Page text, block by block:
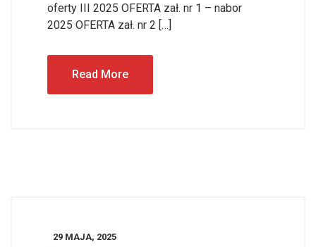
oferty III 2025 OFERTA zał. nr 1 – nabor
2025 OFERTA zał. nr 2 […]
Read More
29 MAJA, 2025